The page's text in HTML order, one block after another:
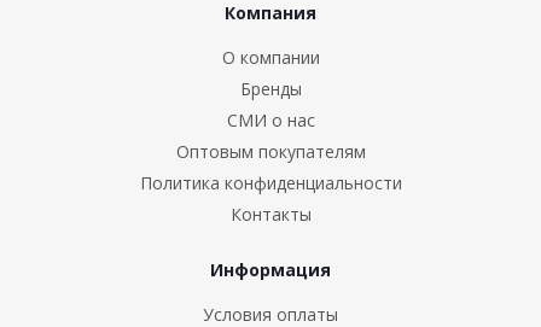
Компания
О компании
Бренды
СМИ о нас
Оптовым покупателям
Политика конфиденциальности
Контакты
Информация
Условия оплаты